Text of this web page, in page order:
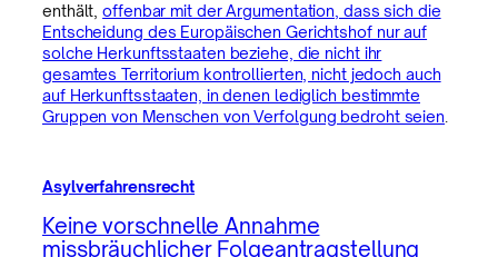
enthält,offenbar mit der Argumentation, dass sich die
Entscheidung des Europäischen Gerichtshof nur auf
solche Herkunftsstaaten beziehe, die nicht ihr
gesamtes Territorium kontrollierten, nicht jedoch auch
auf Herkunftsstaaten, in denen lediglich bestimmte
Gruppen von Menschen von Verfolgung bedroht seien
Asylverfahrensrecht
Keine vorschnelle Annahme
missbräuchlicher Folgeantragstellung